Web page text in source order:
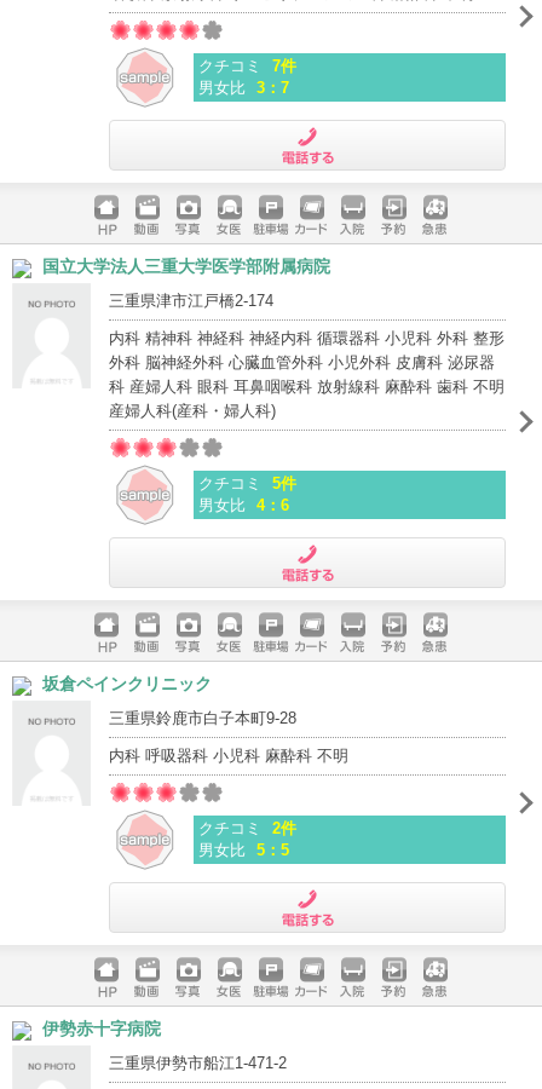
クチコミ
7件
男女比 3：7
ホームペ
ージ
動画 写真 女医 駐車場
クレジッ
トカード
入院 予約 急患
国立大学法人三重大学医学部附属病院
三重県津市江戸橋2-174
内科 精神科 神経科 神経内科 循環器科 小児科 外科 整形
外科 脳神経外科 心臓血管外科 小児外科 皮膚科 泌尿器
科 産婦人科 眼科 耳鼻咽喉科 放射線科 麻酔科 歯科 不明
産婦人科(産科・婦人科)
クチコミ
5件
男女比 4：6
ホームペ
ージ
動画 写真 女医 駐車場
クレジッ
入院 予約 急患
坂倉ペインクリニック
三重県鈴鹿市白子本町9-28
内科 呼吸器科 小児科 麻酔科 不明
クチコミ
2件
男女比 5：5
ホームペ
ージ
動画 写真 女医 駐車場
クレジッ
入院 予約 急患
伊勢赤十字病院
三重県伊勢市船江1-471-2